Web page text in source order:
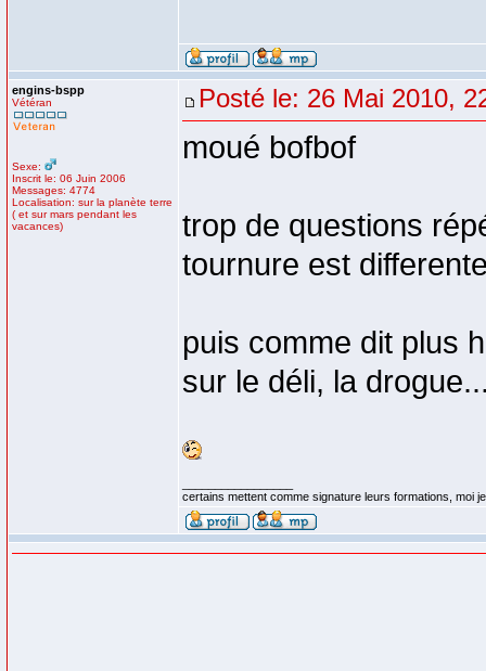
engins-bspp
Vétéran
Sexe:
Inscrit le: 06 Juin 2006
Messages: 4774
Localisation: sur la planète terre
( et sur mars pendant les
vacances)
Posté le: 26 Mai 2010,
moué bofbof
trop de questions
tournure est
puis comme dit plus
sur le déli, la
certains mettent comme signature leurs formations, moi